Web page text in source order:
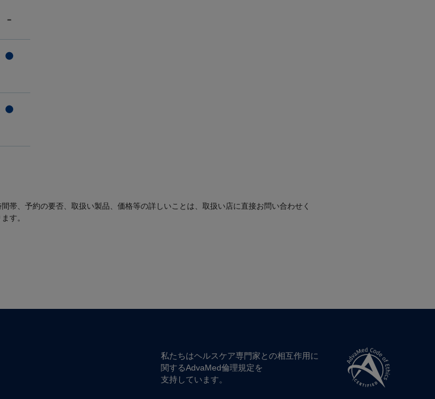
帯、予約の要否、取扱い製品、価格等の詳しいことは、取扱い店に直接お問い合わせく
す。
私たちは​ヘルスケア専門家との​相互作用に​
関する​AdvaMed倫理規定を​
支持しています。